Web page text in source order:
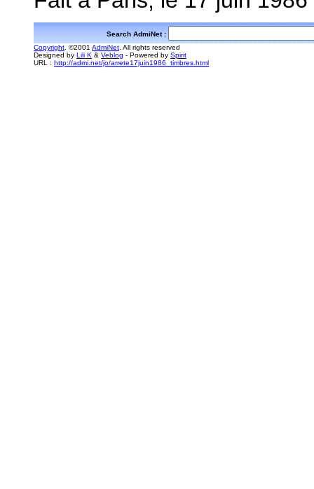
Search AdmiNet :
Copyright. ©2001 AdmiNet. All rights reserved
Designed by Lili K & Veblog - Powered by Spirit
URL : http://admi.net/jo/arrete17juin1986_timbres.html